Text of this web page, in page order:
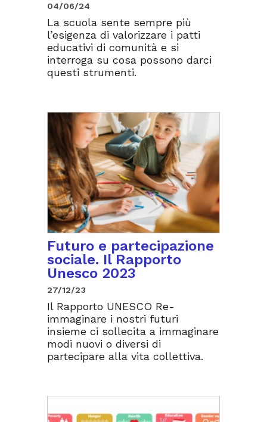
04/06/24
La scuola sente sempre più
l’esigenza di valorizzare i patti
educativi di comunità e si
interroga su cosa possono darci
questi strumenti.
Futuro e partecipazione
sociale. Il Rapporto
Unesco 2023
27/12/23
Il Rapporto UNESCO Re-
immaginare i nostri futuri
insieme ci sollecita a immaginare
modi nuovi o diversi di
partecipare alla vita collettiva.